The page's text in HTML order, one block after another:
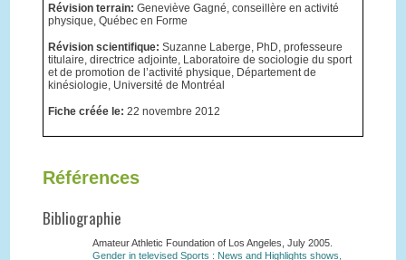
Révision terrain: Geneviève Gagné, conseillère en activité
physique, Québec en Forme
Révision scientifique: Suzanne Laberge, PhD, professeure
titulaire, directrice adjointe, Laboratoire de sociologie du sport
et de promotion de l’activité physique, Département de
kinésiologie, Université de Montréal
Fiche créée le: 22 novembre 2012
Références
Bibliographie
Amateur Athletic Foundation of Los Angeles, July 2005.
Gender in televised Sports : News and Highlights shows,